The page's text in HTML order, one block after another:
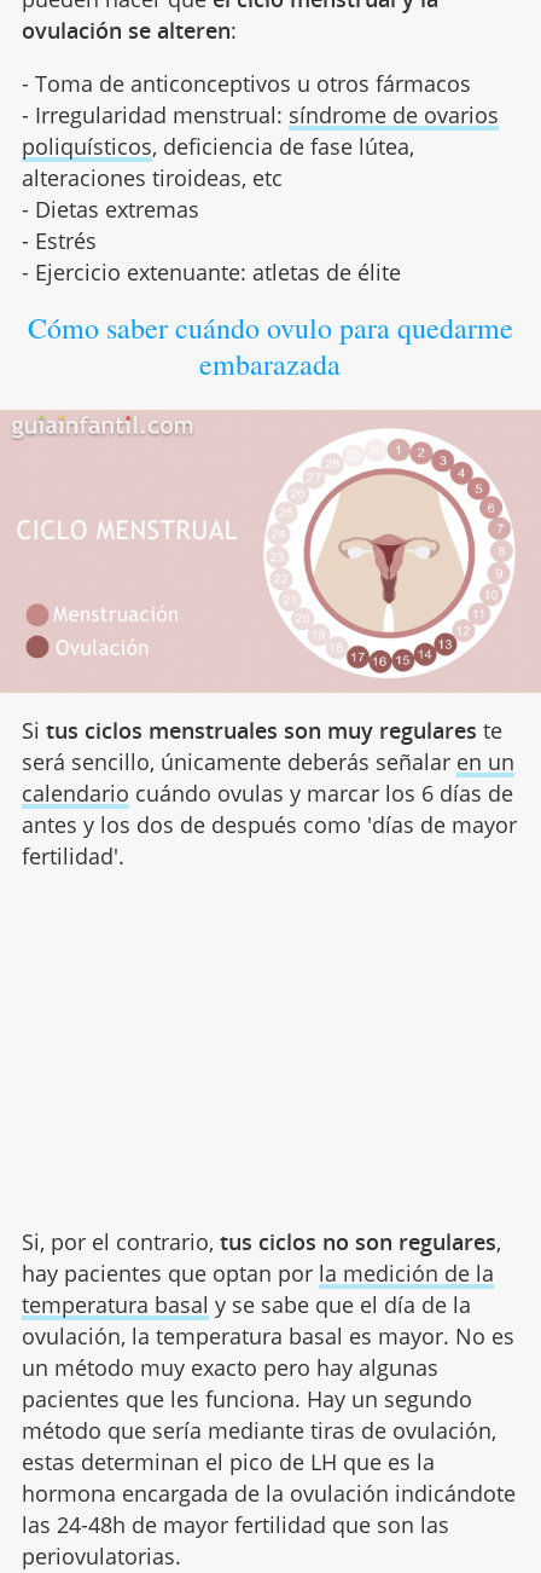
ovulación se alteren:
- Toma de anticonceptivos u otros fármacos
- Irregularidad menstrual: síndrome de ovarios
poliquísticos, deficiencia de fase lútea,
alteraciones tiroideas, etc
- Dietas extremas
- Estrés
- Ejercicio extenuante: atletas de élite
Cómo saber cuándo ovulo para quedarme
embarazada
Si tus ciclos menstruales son muy regulares te
será sencillo, únicamente deberás señalar en un
calendario cuándo ovulas y marcar los 6 días de
antes y los dos de después como 'días de mayor
fertilidad'.
Si, por el contrario, tus ciclos no son regulares,
hay pacientes que optan por la medición de la
temperatura basal y se sabe que el día de la
ovulación, la temperatura basal es mayor. No es
un método muy exacto pero hay algunas
pacientes que les funciona. Hay un segundo
método que sería mediante tiras de ovulación,
estas determinan el pico de LH que es la
hormona encargada de la ovulación indicándote
las 24-48h de mayor fertilidad que son las
periovulatorias.